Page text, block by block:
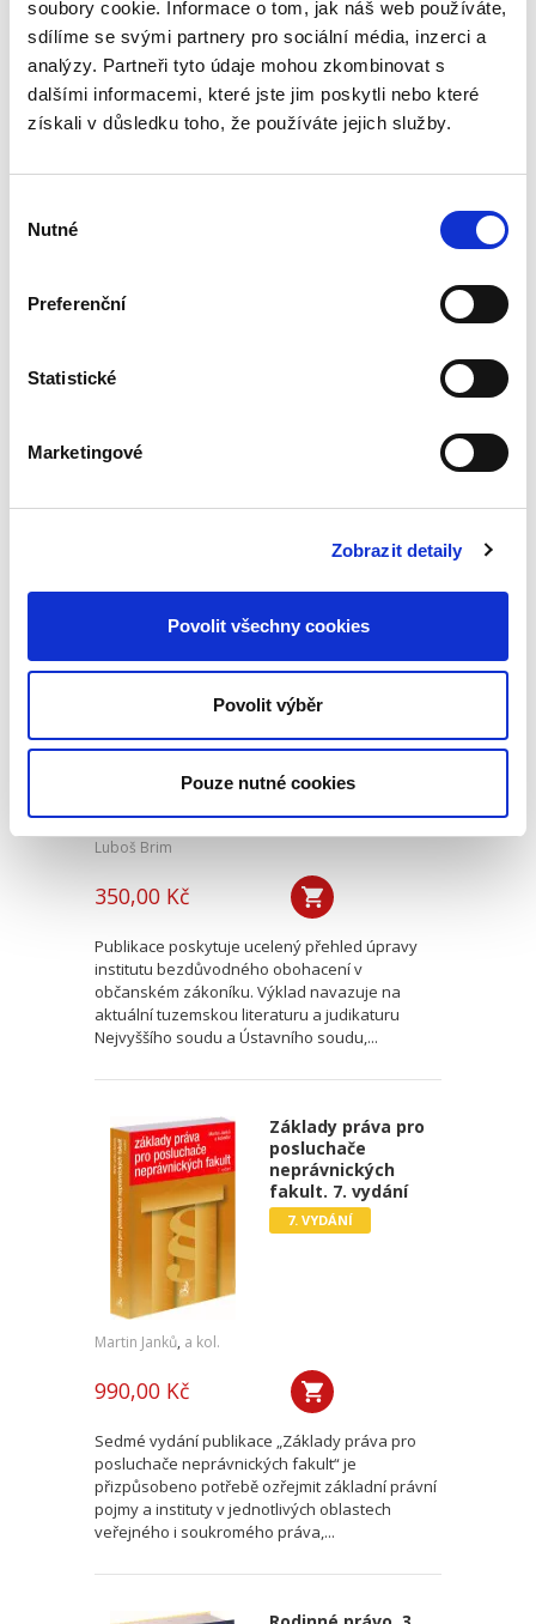
soubory cookie. Informace o tom, jak náš web používáte,
sdílíme se svými partnery pro sociální média, inzerci a
analýzy. Partneři tyto údaje mohou zkombinovat s
dalšími informacemi, které jste jim poskytli nebo které
získali v důsledku toho, že používáte jejich služby.
souhlasu
Nutné
Preferenční
Statistické
Marketingové
Zobrazit detaily
Povolit všechny cookies
Povolit výběr
Pouze nutné cookies
prostoru nastínit základní prvky a principy
fungování tohoto...
Právo sociálního
V současné době stojí Česká republika spolu s
Úvod do práva
obohacení
Luboš Brim
350,00 Kč
Publikace poskytuje ucelený přehled úpravy
institutu bezdůvodného obohacení v
občanském zákoníku. Výklad navazuje na
aktuální tuzemskou literaturu a judikaturu
Nejvyššího soudu a Ústavního soudu,...
Základy práva pro
posluchače
neprávnických
fakult. 7. vydání
7. VYDÁNÍ
Martin Janků, a kol.
990,00 Kč
Sedmé vydání publikace „Základy práva pro
posluchače neprávnických fakult“ je
přizpůsobeno potřebě ozřejmit základní právní
pojmy a instituty v jednotlivých oblastech
veřejného i soukromého práva,...